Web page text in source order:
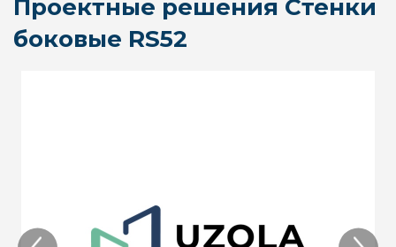
Проектные решения Стенки
боковые RS52